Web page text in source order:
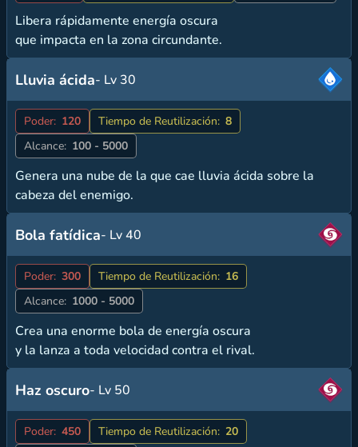
Libera rápidamente energía oscura
que impacta en la zona circundante.
Lluvia ácida- Lv 30
Poder: 120 Tiempo de Reutilización: 8
Alcance: 100 - 5000
Genera una nube de la que cae lluvia ácida sobre la
cabeza del enemigo.
Bola fatídica- Lv 40
Poder: 300 Tiempo de Reutilización: 16
Alcance: 1000 - 5000
Crea una enorme bola de energía oscura
y la lanza a toda velocidad contra el rival.
Haz oscuro- Lv 50
Poder: 450 Tiempo de Reutilización: 20